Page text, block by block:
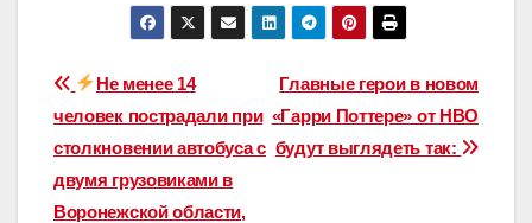
Навигация
по
записям
Главные герои в новом
«Гарри Поттере» от HBO
будут выглядеть так:
Не менее 14
человек пострадали при
столкновении автобуса с
двумя грузовиками в
Воронежской области,